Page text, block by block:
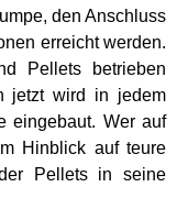
den Anschluss
erreicht werden.
Pellets betrieben
jetzt wird in jedem
eingebaut. Wer auf
Hinblick auf teure
Pellets in seine